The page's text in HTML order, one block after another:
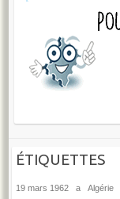
ÉTIQUETTES
19 mars 1962 a Algérie